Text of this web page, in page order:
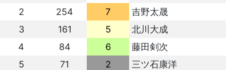
2
254 7
吉野太晟
3
161 5
北川大成
4
84 6
藤田剣次
5
71 2
三ツ石康洋